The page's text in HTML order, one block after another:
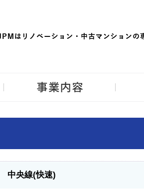
中央線(快速)